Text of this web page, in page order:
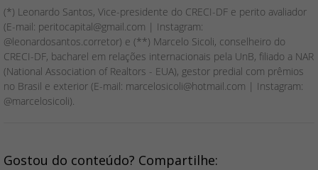
(*) Leonardo Santos, Vice-presidente do CRECI-DF e perito avaliador
(E-mail: peritocapital@gmail.com | Instagram:
@leonardosantos.corretor) e (**) Marcelo Sicoli, conselheiro do
CRECI-DF, bacharel em relações internacionais pela UnB, filiado a NAR
(National Association of Realtors - EUA), gestor predial com prêmios
no Brasil e exterior (E-mail: marcelosicoli@hotmail.com | Instagram:
@marcelosicoli).
Gostou do conteúdo? Compartilhe: